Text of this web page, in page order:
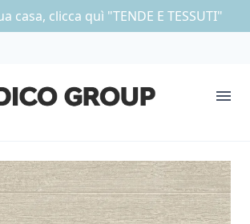
casa, clicca quì "TENDE E TESSUTI"
DA PARATI